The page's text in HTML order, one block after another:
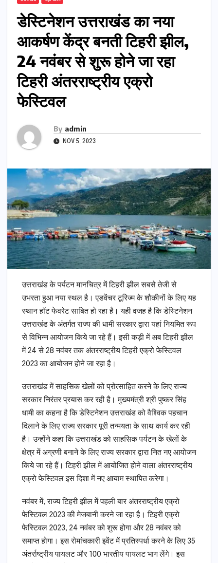
डेस्टिनेशन उत्तराखंड का नया
आकर्षण केंद्र बनती टिहरी झील,
24 नवंबर से शुरू होने जा रहा
टिहरी अंतरराष्ट्रीय एक्रो
फेस्टिवल
By admin
NOV 5, 2023
उत्तराखंड के पर्यटन मानचित्र में टिहरी झील सबसे तेजी से
उभरता हुआ नया स्थल है। एडवेंचर टूरिज्म के शौकीनों के लिए यह
स्थान हॉट फेवरेट साबित हो रहा है। यही वजह है कि डेस्टिनेशन
उत्तराखंड के अंतर्गत राज्य की धामी सरकार द्वारा यहां नियमित रूप
से विभिन्न आयोजन किये जा रहे हैं। इसी कड़ी में अब टिहरी झील
में 24 से 28 नवंबर तक अंतरराष्ट्रीय टिहरी एक्रो फेस्टिवल
2023 का आयोजन होने जा रहा है।
उत्तराखंड में साहसिक खेलों को प्रोत्साहित करने के लिए राज्य
सरकार निरंतर प्रयास कर रही है। मुख्यमंत्री श्री पुष्कर सिंह
धामी का कहना है कि डेस्टिनेशन उत्तराखंड को वैश्विक पहचान
दिलाने के लिए राज्य सरकार पूरी तन्मयता के साथ कार्य कर रही
है। उन्होंने कहा कि उत्तराखंड को साहसिक पर्यटन के खेलों के
क्षेत्र में अग्रणी बनाने के लिए राज्य सरकार द्वारा नित नए आयोजन
किये जा रहे हैं। टिहरी झील में आयोजित होने वाला अंतरराष्ट्रीय
एक्रो फेस्टिवल इस दिशा में नए आयाम स्थापित करेगा।
नवंबर में, राज्य टिहरी झील में पहली बार अंतरराष्ट्रीय एक्रो
फेस्टिवल 2023 की मेजबानी करने जा रहा है। टिहरी एक्रो
फेस्टिवल 2023, 24 नवंबर को शुरू होगा और 28 नवंबर को
समाप्त होगा। इस रोमांचकारी इवेंट में प्रतिस्पर्धा करने के लिए 35
अंतर्राष्ट्रीय पायलट और 100 भारतीय पायलट भाग लेंगे। इस